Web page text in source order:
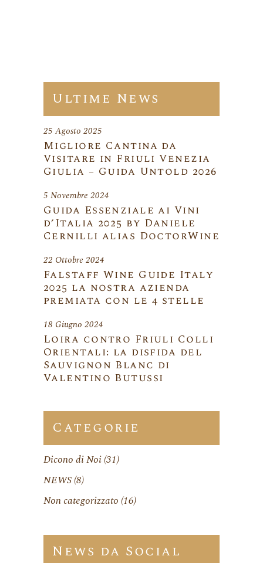
Ultime News
Migliore Cantina da
Visitare in Friuli Venezia
Giulia – Guida Untold 2026
25 Agosto 2025
Guida Essenziale ai Vini
d’Italia 2025 by Daniele
Cernilli alias DoctorWine
5 Novembre 2024
Falstaff Wine Guide Italy
2025 la nostra azienda
premiata con le 4 stelle
22 Ottobre 2024
Loira contro Friuli Colli
Orientali: la disfida del
Sauvignon Blanc di
Valentino Butussi
18 Giugno 2024
Categorie
Dicono di Noi(31)
NEWS(8)
Non categorizzato (16)
News da Social